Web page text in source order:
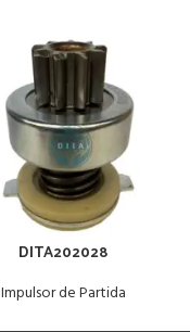
DITA202028
Impulsor de Partida